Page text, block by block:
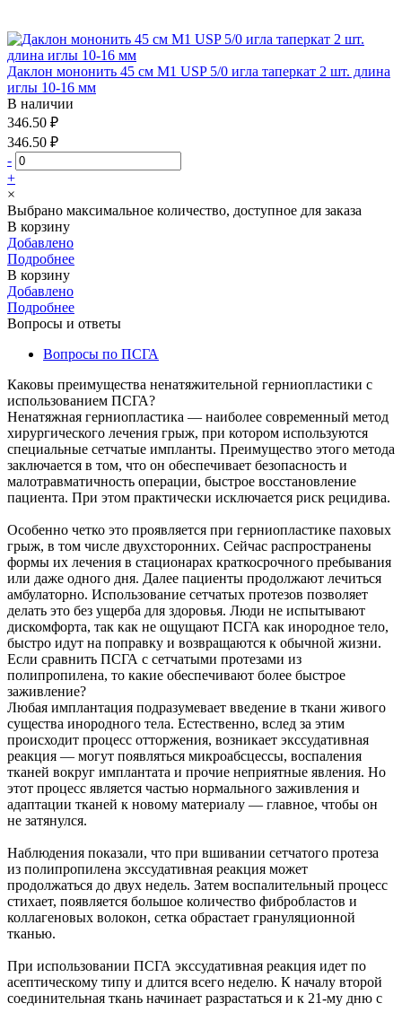
Даклон мононить 45 см М1 USP 5/0 игла таперкат 2 шт. длина
иглы 10-16 мм
В наличии
346.50 ₽
346.50 ₽
-
+
×
Выбрано максимальное количество, доступное для заказа
В корзину
Добавлено
Подробнее
В корзину
Добавлено
Подробнее
Вопросы и ответы
Вопросы по ПСГА
Каковы преимущества ненатяжительной герниопластики с
использованием ПСГА?
Ненатяжная герниопластика — наиболее современный метод
хирургического лечения грыж, при котором используются
специальные сетчатые импланты. Преимущество этого метода
заключается в том, что он обеспечивает безопасность и
малотравматичность операции, быстрое восстановление
пациента. При этом практически исключается риск рецидива.
Особенно четко это проявляется при герниопластике паховых
грыж, в том числе двухсторонних. Сейчас распространены
формы их лечения в стационарах краткосрочного пребывания
или даже одного дня. Далее пациенты продолжают лечиться
амбулаторно. Использование сетчатых протезов позволяет
делать это без ущерба для здоровья. Люди не испытывают
дискомфорта, так как не ощущают ПСГА как инородное тело,
быстро идут на поправку и возвращаются к обычной жизни.
Если сравнить ПСГА с сетчатыми протезами из
полипропилена, то какие обеспечивают более быстрое
заживление?
Любая имплантация подразумевает введение в ткани живого
существа инородного тела. Естественно, вслед за этим
происходит процесс отторжения, возникает экссудативная
реакция — могут появляться микроабсцессы, воспаления
тканей вокруг имплантата и прочие неприятные явления. Но
этот процесс является частью нормального заживления и
адаптации тканей к новому материалу — главное, чтобы он
не затянулся.
Наблюдения показали, что при вшивании сетчатого протеза
из полипропилена экссудативная реакция может
продолжаться до двух недель. Затем воспалительный процесс
стихает, появляется большое количество фибробластов и
коллагеновых волокон, сетка обрастает грануляционной
тканью.
При использовании ПСГА экссудативная реакция идет по
асептическому типу и длится всего неделю. К началу второй
соединительная ткань начинает разрастаться и к 21-му дню с